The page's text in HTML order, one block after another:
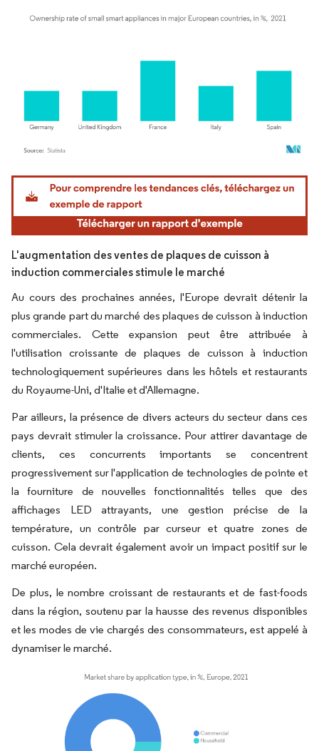
Image © Mordor Intelligence. La réutilisation nécessite une attribution sous CC BY
L'augmentation des ventes de plaques de cuisson à
induction commerciales stimule le marché
Au cours des prochaines années, l'Europe devrait détenir la
plus grande part du marché des plaques de cuisson à induction
commerciales. Cette expansion peut être attribuée à
l'utilisation croissante de plaques de cuisson à induction
technologiquement supérieures dans les hôtels et restaurants
du Royaume-Uni, d'Italie et d'Allemagne.
Par ailleurs, la présence de divers acteurs du secteur dans ces
pays devrait stimuler la croissance. Pour attirer davantage de
clients, ces concurrents importants se concentrent
progressivement sur l'application de technologies de pointe et
la fourniture de nouvelles fonctionnalités telles que des
affichages LED attrayants, une gestion précise de la
température, un contrôle par curseur et quatre zones de
cuisson. Cela devrait également avoir un impact positif sur le
marché européen.
De plus, le nombre croissant de restaurants et de fast-foods
dans la région, soutenu par la hausse des revenus disponibles
et les modes de vie chargés des consommateurs, est appelé à
dynamiser le marché.